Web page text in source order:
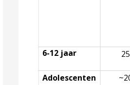
psychische stoornissen die
6-12 jaar
Adolescenten